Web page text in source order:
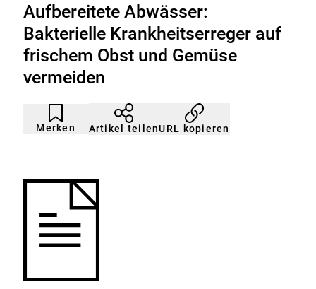
Aufbereitete Abwässer:
Bakterielle Krankheitserreger auf
frischem Obst und Gemüse
vermeiden
Merken
Artikel
nicht
gemerkt
Durch
Klicken
der
Artikel teilenURL kopieren